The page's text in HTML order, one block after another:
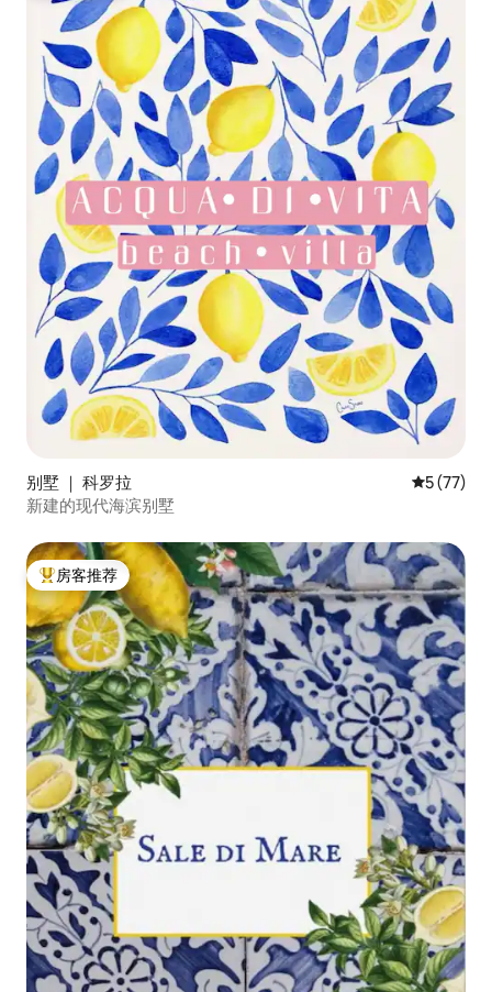
别墅 ｜ 科罗拉 平均评分
5 (77)
新建的现代海滨别墅
热门「房客推荐」
房客推荐